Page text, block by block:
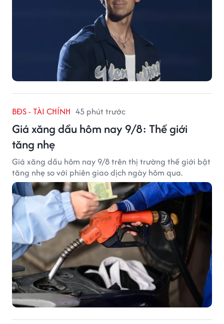
BĐS - TÀI CHÍNH 45 phút trước
Giá xăng dầu hôm nay 9/8: Thế giới
tăng nhẹ
Giá xăng dầu hôm nay 9/8 trên thị trường thế giới bật
tăng nhẹ so với phiên giao dịch ngày hôm qua.